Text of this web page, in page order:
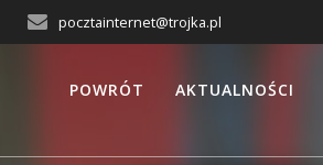
pocztainternet@trojka.pl
POWRÓT AKTUALNOŚCI